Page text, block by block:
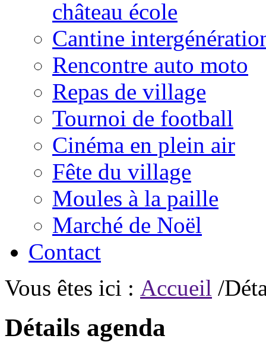
château école
Cantine
Rencontre auto moto
Repas de village
Tournoi de football
Cinéma en plein air
Fête du village
Moules à la paille
Marché de Noël
Contact
Vous êtes ici : Accueil /
Détails agenda